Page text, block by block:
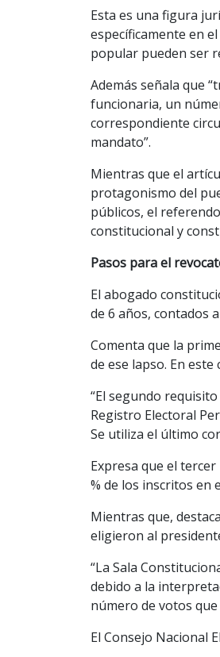
Esta es una figura
específicamente en
popular pueden ser
Además señala que
funcionaria, un
correspondiente
mandato”.
Mientras que el
protagonismo del
públicos, el
constitucional y
Pasos para el
El abogado
de 6 años, contados
Comenta que la
de ese lapso. En este
“El segundo
Registro Electoral
Se utiliza el último
Expresa que el
% de los inscritos en
Mientras que,
eligieron al
“La Sala
debido a la
número de votos
El Consejo Nacional